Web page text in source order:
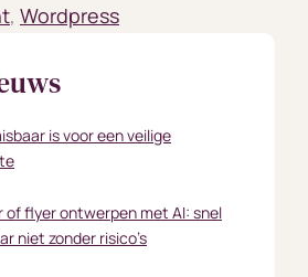
, Wordpress
is voor een veilige
of flyer ontwerpen met AI: snel
niet zonder risico’s